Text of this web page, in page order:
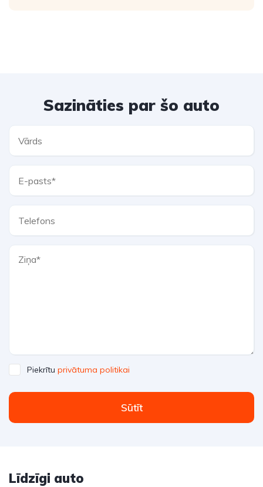
Sazināties par šo auto
Piekrītu privātuma politikai
Sūtīt
Līdzīgi auto